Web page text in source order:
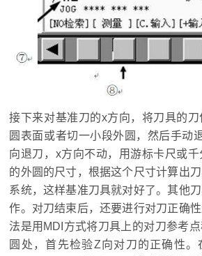
接下来对基准刀的x方向，将刀具的
圆表面或者切一小段外圆，然后手动
向退刀，x方向不动，用游标卡尺或
的外圆的尺寸，根据这个尺寸计算出
系统，这样基准刀具就对好了。其他
作。对刀结束后，还要进行对刀正确
法是用MDI方式将刀具上的对刀参考
圆处，首先检验Z向对刀的正确性。